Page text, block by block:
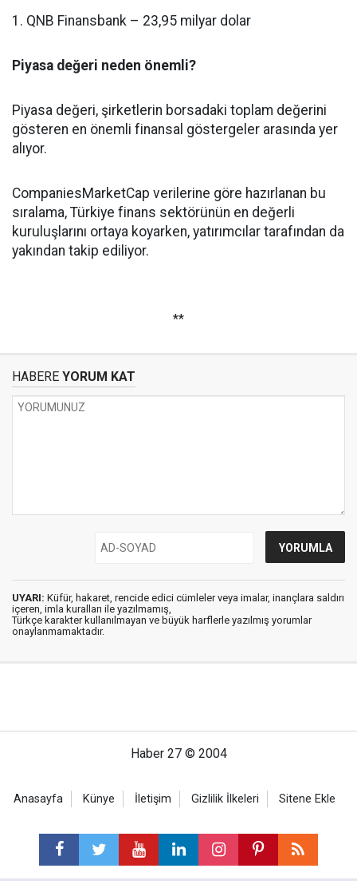
1. QNB Finansbank – 23,95 milyar dolar
Piyasa değeri neden önemli?
Piyasa değeri, şirketlerin borsadaki toplam değerini
gösteren en önemli finansal göstergeler arasında yer
alıyor.
CompaniesMarketCap verilerine göre hazırlanan bu
sıralama, Türkiye finans sektörünün en değerli
kuruluşlarını ortaya koyarken, yatırımcılar tarafından da
yakından takip ediliyor.
**
HABERE YORUM KAT
UYARI: Küfür, hakaret, rencide edici cümleler veya imalar, inançlara saldırı
içeren, imla kuralları ile yazılmamış,
Türkçe karakter kullanılmayan ve büyük harflerle yazılmış yorumlar
onaylanmamaktadır.
Haber 27 © 2004
Anasayfa Künye İletişim Gizlilik İlkeleri Sitene Ekle